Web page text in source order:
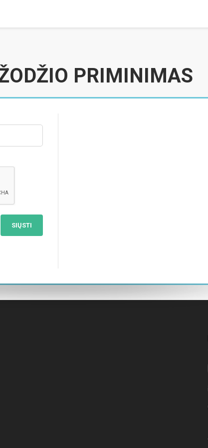
PRIMINIMAS
SIŲSTI